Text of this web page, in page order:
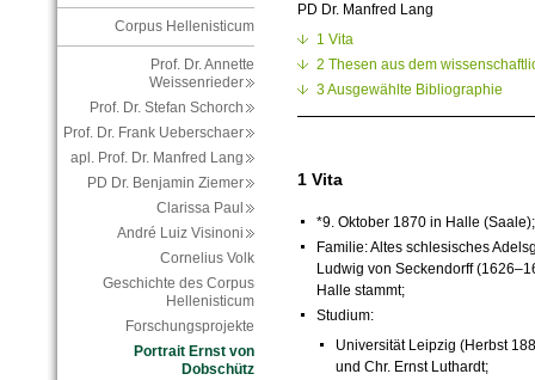
Corpus Hellenisticum
Prof. Dr. Annette
Weissenrieder
Prof. Dr. Stefan Schorch
Prof. Dr. Frank Ueberschaer
apl. Prof. Dr. Manfred Lang
PD Dr. Benjamin Ziemer
Clarissa Paul
André Luiz Visinoni
Cornelius Volk
Geschichte des Corpus
Hellenisticum
Forschungsprojekte
Portrait Ernst von
Dobschütz
PD Dr. Manfred Lang
1 Vita
2 Thesen aus dem
3 Ausgewählte Bibliographie
1 Vita
*9. Oktober 1870 in Halle
Familie: Altes schlesisches
Ludwig von Seckendorff
Halle stammt;
Studium:
Universität Leipzig (Herbst
und Chr. Ernst Luthardt;